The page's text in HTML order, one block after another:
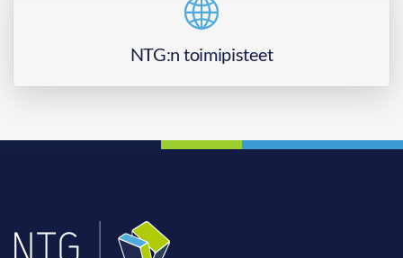
NTG:n toimipisteet